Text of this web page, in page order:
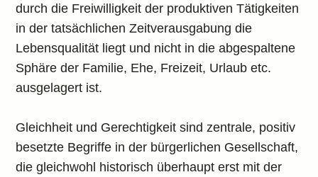
durch die Freiwilligkeit der produktiven Tätigkeiten
in der tatsächlichen Zeitverausgabung die
Lebensqualität liegt und nicht in die abgespaltene
Sphäre der Familie, Ehe, Freizeit, Urlaub etc.
ausgelagert ist.
Gleichheit und Gerechtigkeit sind zentrale, positiv
besetzte Begriffe in der bürgerlichen Gesellschaft,
die gleichwohl historisch überhaupt erst mit der